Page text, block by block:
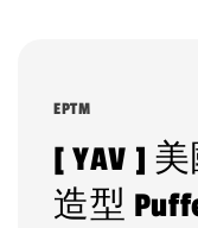
EPTM
[ YAV ]
造型